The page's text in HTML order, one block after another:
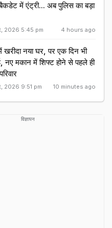
में एंट्री... अब पुलिस का बड़ा
2026 5:45 pm 4 hours ago
नया घर, पर एक दिन भी
नए मकान में शिफ्ट होने से पहले ही
2026 9:51 pm 10 minutes ago
विज्ञापन